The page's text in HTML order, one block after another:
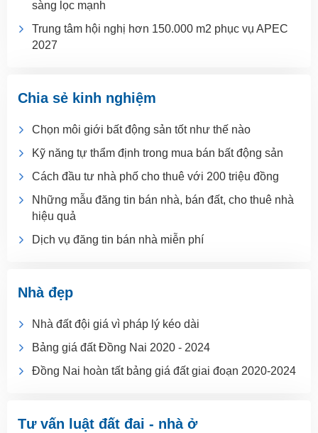
sàng lọc mạnh
Trung tâm hội nghị hơn 150.000 m2 phục vụ APEC
2027
Chia sẻ kinh nghiệm
Chọn môi giới bất động sản tốt như thế nào
Kỹ năng tự thẩm định trong mua bán bất động sản
Cách đầu tư nhà phố cho thuê với 200 triệu đồng
Những mẫu đăng tin bán nhà, bán đất, cho thuê nhà
hiệu quả
Dịch vụ đăng tin bán nhà miễn phí
Nhà đẹp
Nhà đất đội giá vì pháp lý kéo dài
Bảng giá đất Đồng Nai 2020 - 2024
Đồng Nai hoàn tất bảng giá đất giai đoạn 2020-2024
Tư vấn luật đất đai - nhà ở